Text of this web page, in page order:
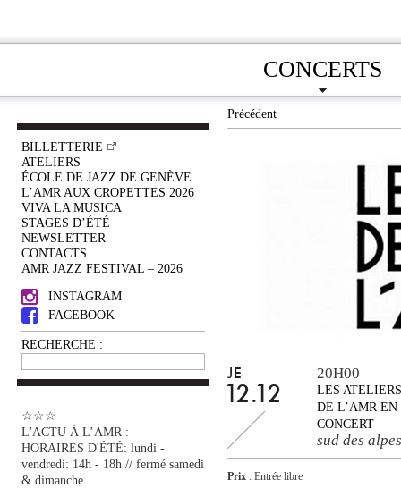
CONCERTS
BILLETTERIE
ATELIERS
ÉCOLE DE JAZZ DE GENÈVE
L’AMR AUX CROPETTES 2026
VIVA LA MUSICA
STAGES D’ÉTÉ
NEWSLETTER
CONTACTS
AMR JAZZ FESTIVAL – 2026
INSTAGRAM
FACEBOOK
RECHERCHE :
☆☆☆
L'ACTU À L’AMR :
HORAIRES D'ÉTÉ: lundi -
vendredi: 14h - 18h // fermé samedi
& dimanche.
Précédent
JE
12.12
20H00
LES ATELIERS
DE L’AMR EN
CONCERT
sud des alpes
Prix : Entrée libre